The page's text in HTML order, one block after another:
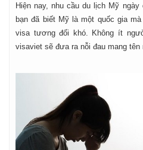
Hiện nay, nhu cầu du lịch Mỹ
bạn đã biết Mỹ là một quốc gia
visa tương đối khó. Không ít
visaviet sẽ đưa ra nỗi đau mang tên